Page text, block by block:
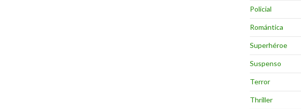
Policial
Romántica
Superhéroe
Suspenso
Terror
Thriller